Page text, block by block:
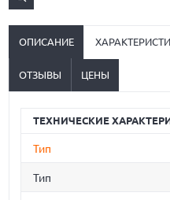
ОПИСАНИЕ
ОТЗЫВЫ ЦЕНЫ
ТЕХНИЧЕСКИЕ
Тип
Тип